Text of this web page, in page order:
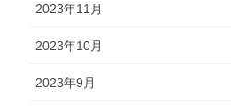
2023年11月
2023年10月
2023年9月